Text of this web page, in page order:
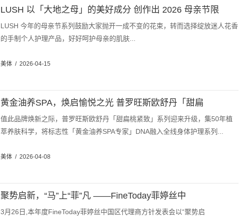
LUSH 以「大地之母」的美好成分 创作出 2026 母亲节限
LUSH 今年的母亲节系列鼓励大家抛开一成不变的花束，转而选择绽放迷人花香
的手制个人护理产品，好好呵护母亲的肌肤...
美体 / 2026-04-15
黄金油养SPA，焕启愉悦之光 普罗旺斯欧舒丹「甜扁
值此品牌焕新之际，普罗旺斯欧舒丹「甜扁桃紧致」系列迎来升级，集50年植
萃养肤科学，将标志性「黄金油养SPA专家」DNA融入全线身体护理系列...
美体 / 2026-04-08
聚势启新，“马”上“菲”凡 ——FineToday菲婷丝中
3月26日,本年度FineToday菲婷丝中国区代理商方针发表会以“聚势启